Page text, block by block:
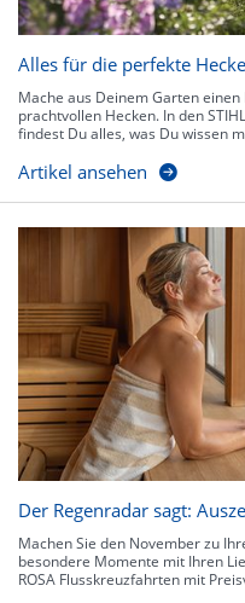
Alles für die perfekte
Mache aus Deinem Garten
prachtvollen Hecken. In den
findest Du alles, was Du wissen
Artikel ansehen
Der Regenradar sagt:
Machen Sie den November zu
besondere Momente mit Ihren
ROSA Flusskreuzfahrten mit